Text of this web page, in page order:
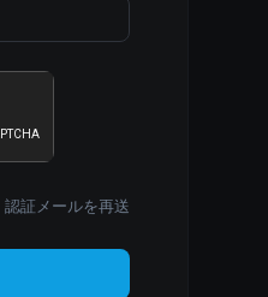
認証メールを再送